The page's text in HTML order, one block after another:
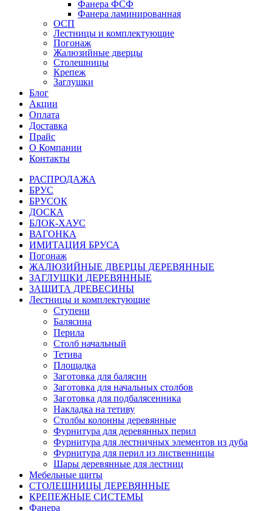
Фанера ФСФ
Фанера ламинированная
ОСП
Лестницы и комплектующие
Погонаж
Жалюзийные дверцы
Столешницы
Крепеж
Заглушки
Блог
Акции
Оплата
Доставка
Прайс
О Компании
Контакты
РАСПРОДАЖА
БРУС
БРУСОК
ДОСКА
БЛОК-ХАУС
ВАГОНКА
ИМИТАЦИЯ БРУСА
Погонаж
ЖАЛЮЗИЙНЫЕ ДВЕРЦЫ ДЕРЕВЯННЫЕ
ЗАГЛУШКИ ДЕРЕВЯННЫЕ
ЗАЩИТА ДРЕВЕСИНЫ
Лестницы и комплектующие
Ступени
Балясина
Перила
Столб начальный
Тетива
Площадка
Заготовка для балясин
Заготовка для начальных столбов
Заготовка для подбалясенника
Накладка на тетиву
Столбы колонны деревянные
Фурнитура для деревянных перил
Фурнитура для лестничных элементов из дуба
Фурнитура для перил из лиственницы
Шары деревянные для лестниц
Мебельные щиты
СТОЛЕШНИЦЫ ДЕРЕВЯННЫЕ
КРЕПЕЖНЫЕ СИСТЕМЫ
Фанера